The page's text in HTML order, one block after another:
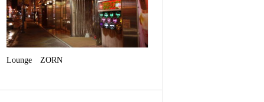
Lounge ZORN